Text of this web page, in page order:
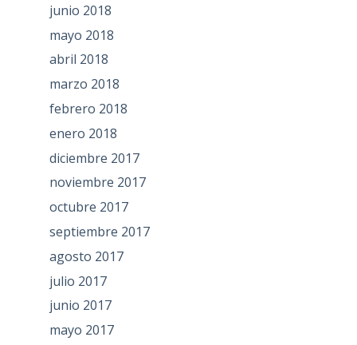
junio 2018
mayo 2018
abril 2018
marzo 2018
febrero 2018
enero 2018
diciembre 2017
noviembre 2017
octubre 2017
septiembre 2017
agosto 2017
julio 2017
junio 2017
mayo 2017